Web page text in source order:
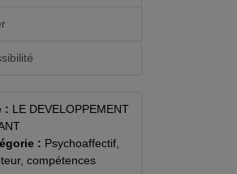
: LE DEVELOPPEMENT
: Psychoaffectif,
compétences